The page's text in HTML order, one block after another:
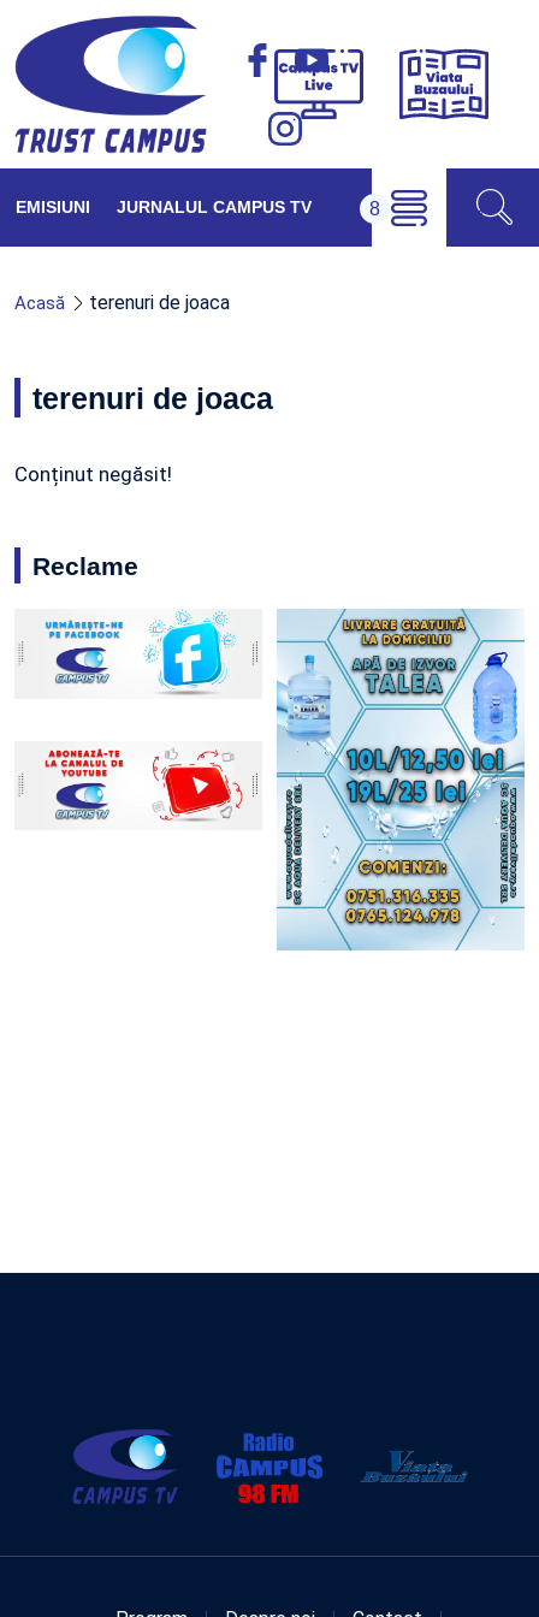
Campus
Viața
EMISIUNI JURNALUL CAMPUS TV
Acasă terenuri de joaca
terenuri de joaca
Conținut negăsit!
Reclame